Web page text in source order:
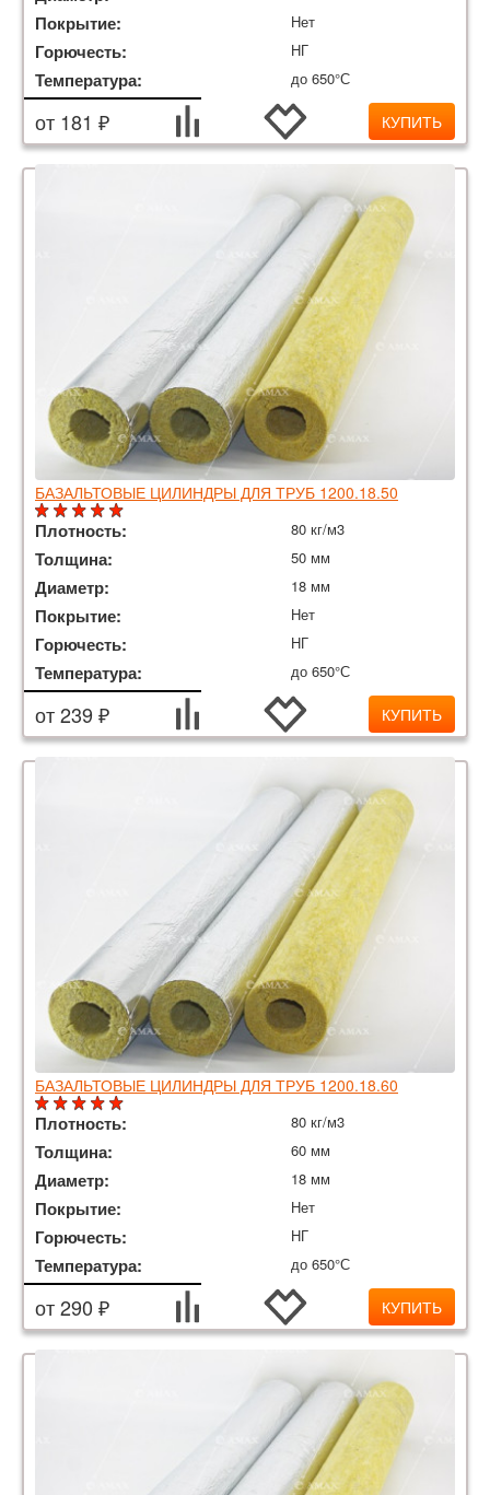
Покрытие: Нет
Горючесть: НГ
Температура: до 650°С
от 181 ₽ КУПИТЬ
БАЗАЛЬТОВЫЕ ЦИЛИНДРЫ ДЛЯ ТРУБ 1200.18.50
Плотность: 80 кг/м3
Толщина: 50 мм
Диаметр: 18 мм
Покрытие: Нет
Горючесть: НГ
Температура: до 650°С
от 239 ₽ КУПИТЬ
БАЗАЛЬТОВЫЕ ЦИЛИНДРЫ ДЛЯ ТРУБ 1200.18.60
Плотность: 80 кг/м3
Толщина: 60 мм
Диаметр: 18 мм
Покрытие: Нет
Горючесть: НГ
Температура: до 650°С
от 290 ₽ КУПИТЬ